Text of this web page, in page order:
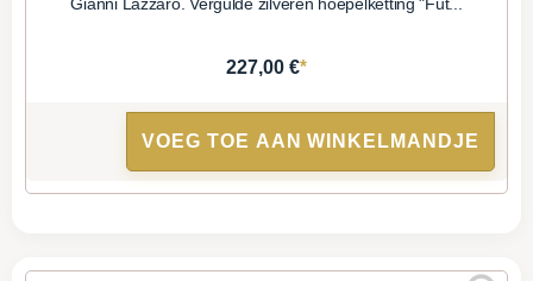
Gianni Lazzaro. Vergulde zilveren hoepelketting "Fut...
227,00 €*
VOEG TOE AAN WINKELMANDJE